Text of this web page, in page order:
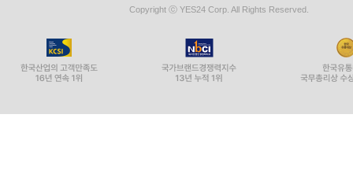
Copyright ⓒ YES24 Corp. All Rights Reserved.